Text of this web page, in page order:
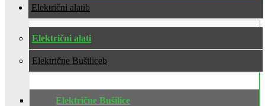
Električni alati
Električni alati
Električne Bušilice
Električne Bušilice